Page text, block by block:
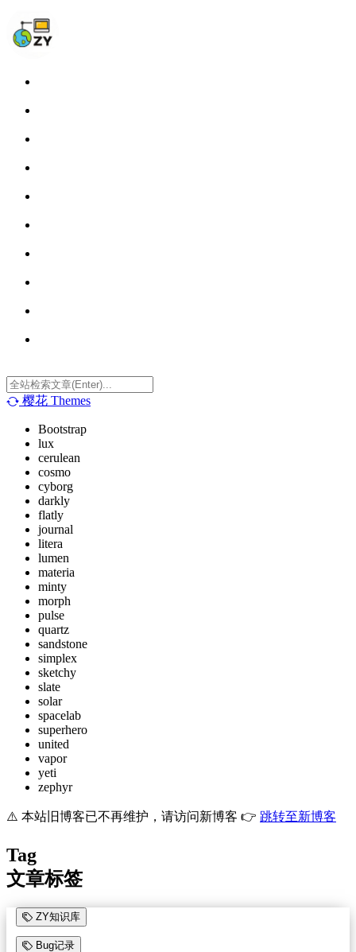
樱花 Themes
Bootstrap
lux
cerulean
cosmo
cyborg
darkly
flatly
journal
litera
lumen
materia
minty
morph
pulse
quartz
sandstone
simplex
sketchy
slate
solar
spacelab
superhero
united
vapor
yeti
zephyr
⚠️ 本站旧博客已不再维护，请访问新博客 👉 跳转至新博客
Tag
文章标签
ZY知识库
Bug记录